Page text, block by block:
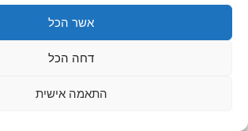
אשר הכל
דחה הכל
התאמה אישית
info@extra.co.il
בניית אתרי קטלוג
המתמקדות במוצרי צריכה לשוק הפרטי